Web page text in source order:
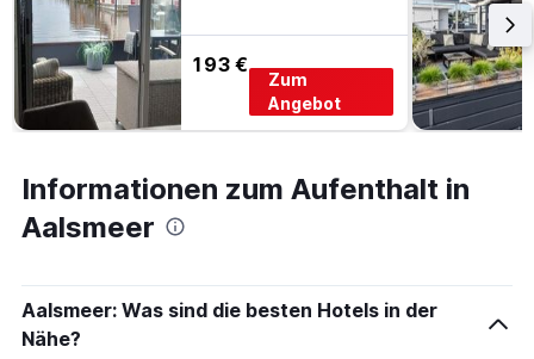
193 €
Zum
Angebot
Informationen zum Aufenthalt in
Aalsmeer
Aalsmeer: Was sind die besten Hotels in der
Nähe?